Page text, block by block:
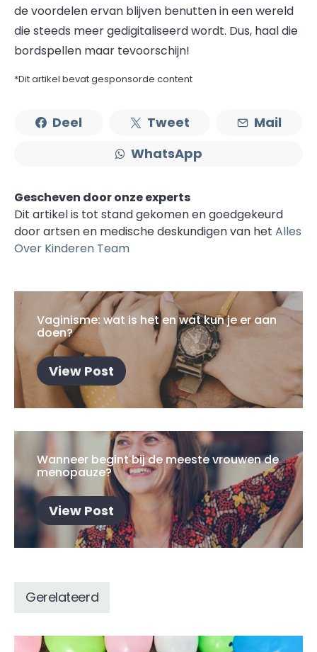
de voordelen ervan blijven benutten in een wereld
die steeds meer gedigitaliseerd wordt. Dus, haal die
bordspellen maar tevoorschijn!
*Dit artikel bevat gesponsorde content
Deel Tweet
Mail
WhatsApp
Gescheven door onze experts
Dit artikel is tot stand gekomen en goedgekeurd
door artsen en medische deskundigen van het Alles
Over Kinderen Team
Vaginisme: wat is het en wat kun je er aan
doen?
View Post
Wanneer begint bij de meeste vrouwen de
menopauze?
View Post
Gerelateerd